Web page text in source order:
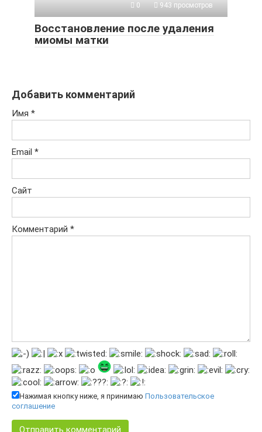
0 943 просмотров
Восстановление после удаления
миомы матки
Добавить комментарий
Имя *
Email *
Сайт
Комментарий *
Нажимая кнопку ниже, я принимаю Пользовательское
соглашение